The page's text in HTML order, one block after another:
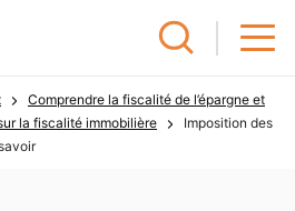
Comprendre la fiscalité de l’épargne et
la fiscalité immobilière
Imposition des